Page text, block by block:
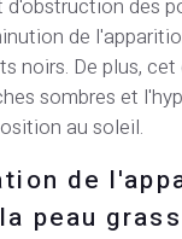
des
de
noirs. De plus,
sombres et
au soleil.
de
peau